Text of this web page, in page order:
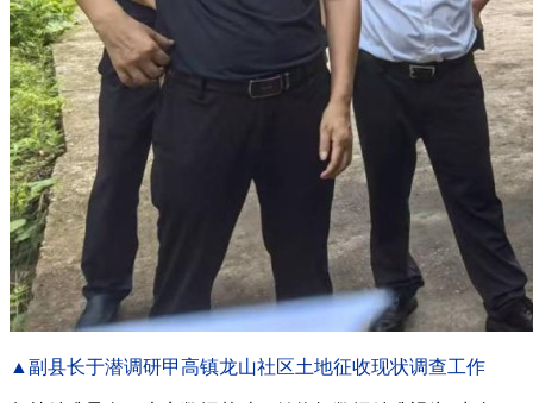
▲副县长于潜调研甲高镇龙山社区土地征收现状调查工作